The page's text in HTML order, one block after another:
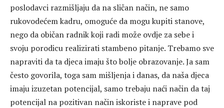
poslodavci razmišljaju da na sličan način, ne samo
rukovodećem kadru, omoguće da mogu kupiti stanove,
nego da običan radnik koji radi može ovdje za sebe i
svoju porodicu realizirati stambeno pitanje. Trebamo sve
napraviti da ta djeca imaju što bolje obrazovanje. Ja sam
često govorila, toga sam mišljenja i danas, da naša djeca
imaju izuzetan potencijal, samo trebaju naći način da taj
potencijal na pozitivan način iskoriste i naprave pod